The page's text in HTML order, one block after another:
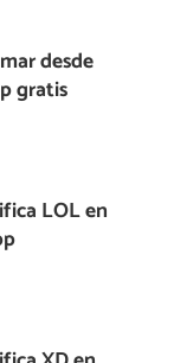
desde
gratis
LOL en